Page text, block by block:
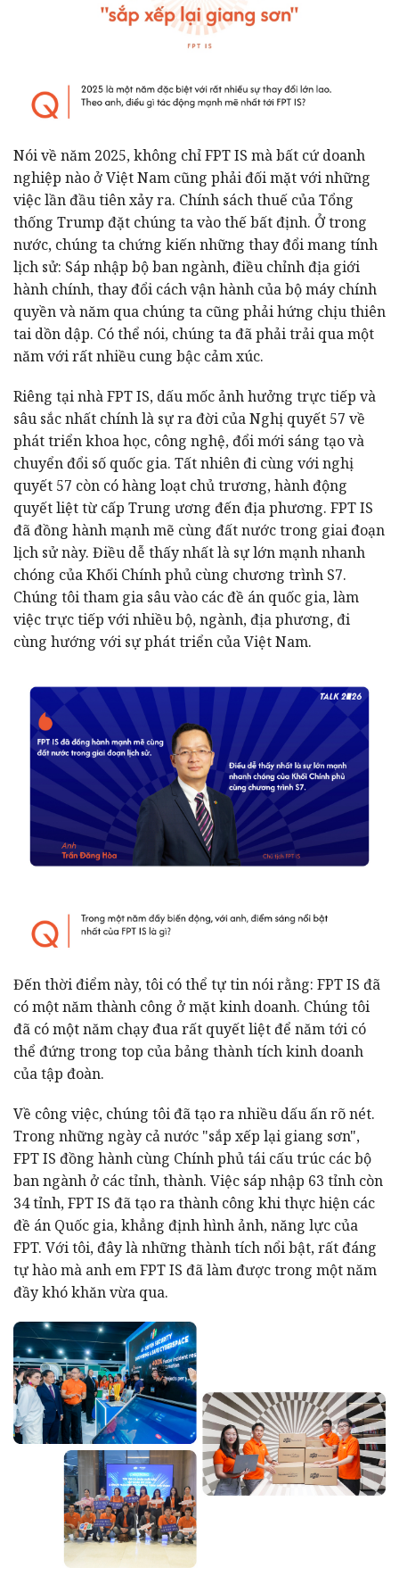
Nói về năm 2025, không chỉ FPT IS mà bất cứ doanh
nghiệp nào ở Việt Nam cũng phải đối mặt với những
việc lần đầu tiên xảy ra. Chính sách thuế của Tổng
thống Trump đặt chúng ta vào thế bất định. Ở trong
nước, chúng ta chứng kiến những thay đổi mang tính
lịch sử: Sáp nhập bộ ban ngành, điều chỉnh địa giới
hành chính, thay đổi cách vận hành của bộ máy chính
quyền và năm qua chúng ta cũng phải hứng chịu thiên
tai dồn dập. Có thể nói, chúng ta đã phải trải qua một
năm với rất nhiều cung bậc cảm xúc.
Riêng tại nhà FPT IS, dấu mốc ảnh hưởng trực tiếp và
sâu sắc nhất chính là sự ra đời của Nghị quyết 57 về
phát triển khoa học, công nghệ, đổi mới sáng tạo và
chuyển đổi số quốc gia. Tất nhiên đi cùng với nghị
quyết 57 còn có hàng loạt chủ trương, hành động
quyết liệt từ cấp Trung ương đến địa phương. FPT IS
đã đồng hành mạnh mẽ cùng đất nước trong giai đoạn
lịch sử này. Điều dễ thấy nhất là sự lớn mạnh nhanh
chóng của Khối Chính phủ cùng chương trình S7.
Chúng tôi tham gia sâu vào các đề án quốc gia, làm
việc trực tiếp với nhiều bộ, ngành, địa phương, đi
cùng hướng với sự phát triển của Việt Nam.
Đến thời điểm này, tôi có thể tự tin nói rằng: FPT IS đã
có một năm thành công ở mặt kinh doanh. Chúng tôi
đã có một năm chạy đua rất quyết liệt để năm tới có
thể đứng trong top của bảng thành tích kinh doanh
của tập đoàn.
Về công việc, chúng tôi đã tạo ra nhiều dấu ấn rõ nét.
Trong những ngày cả nước "sắp xếp lại giang sơn",
FPT IS đồng hành cùng Chính phủ tái cấu trúc các bộ
ban ngành ở các tỉnh, thành. Việc sáp nhập 63 tỉnh còn
34 tỉnh, FPT IS đã tạo ra thành công khi thực hiện các
đề án Quốc gia, khẳng định hình ảnh, năng lực của
FPT. Với tôi, đây là những thành tích nổi bật, rất đáng
tự hào mà anh em FPT IS đã làm được trong một năm
đầy khó khăn vừa qua.